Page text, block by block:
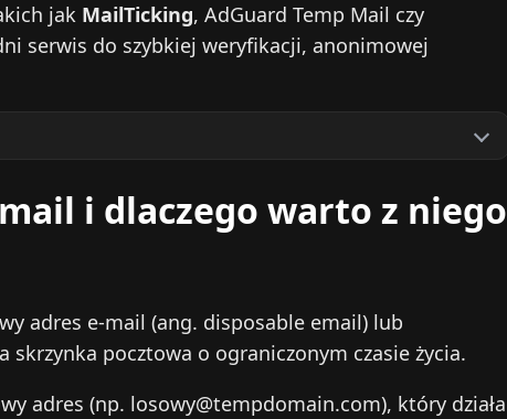
jak MailTicking, AdGuard Temp Mail czy
serwis do szybkiej weryfikacji, anonimowej
i dlaczego warto z niego
adres e‑mail (ang. disposable email) lub
pocztowa o ograniczonym czasie życia.
adres (np. losowy@tempdomain.com), który działa